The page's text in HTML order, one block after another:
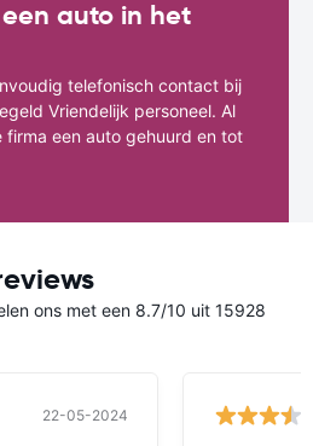
auto in het
telefonisch contact bij
Vriendelijk personeel. Al
een auto gehuurd en tot
ons met een 8.7/10 uit 15928
22-05-2024